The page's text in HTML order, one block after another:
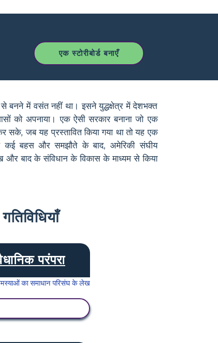
एक स्टोरीबोर्ड बनाएँ
से बनने में वसंत नहीं था। इसने युद्धक्षेत्र में देशभक्त
को अपनाया। एक ऐसी सरकार बनाना जो एक
सके, जब यह प्रस्तावित किया गया था तो यह एक
कई बहस और समझौते के बाद, अमेरिकी संघीय
बाद के संविधान के विकास के माध्यम से किया
परंपरा